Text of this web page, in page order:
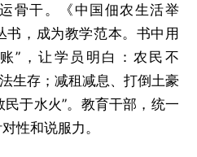
骨干。《中国佃农生活举
书，成为教学范本。书中用
”，让学员明白：农民不
生存；减租减息、打倒土豪
民于水火”。教育干部，统一
性和说服力。